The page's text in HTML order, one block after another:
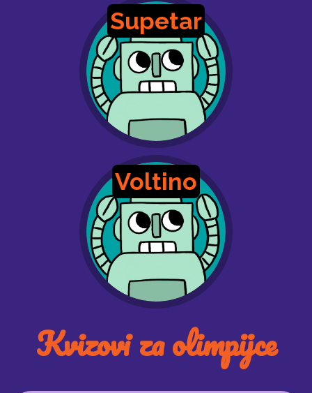
Supetar
Voltino
Kvizovi za olimpijce